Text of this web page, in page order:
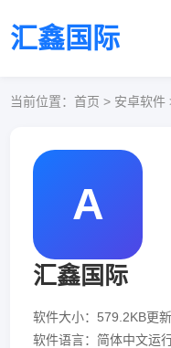
汇鑫国际
当前位置：首页 > 安卓软件
A
汇鑫国际
软件大小：579.2KB更
软件语言：简体中文运